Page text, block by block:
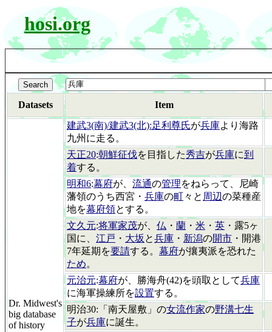
hosi.org
Datasets Item
Dr. Midwest's
big database
of history
建武3(南)/建武3(北):足利尊氏が兵庫より海路
九州に走る。
天正20:朝鮮征伐を目指した秀吉が兵庫に到
着する。
明和6:幕府が、 流通の管理をねらって、尼崎
藩領のうち西宮・ 兵庫の町々と 周辺の菜種産
地を幕府領とする。
文久元:将軍家茂が、 仏 ・ 蘭 ・ 米 ・ 英 ・露5ヶ
国に、 江戸 ・ 大坂 と兵庫 ・ 新潟の開市 ・開港
7年延期を要請する。 幕府が攘夷派を恐れた
ため。
元治元:幕府が、勝海舟(42)を頭取として兵庫
に海軍操練所を設置する。
明治30:「南天屋敷」の女流作家の野溝七生
子が兵庫に誕生。